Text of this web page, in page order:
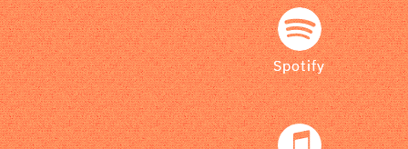
Spotify